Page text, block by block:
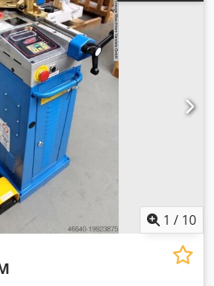
8 inch Spanning 230 V Totale
Gewicht 76,0 kg Afmetingen
Uitvoering: - doornloze
ELEKTROHYDRAULISCH
en compact ontwerp - Volledig
210° zonder tussentijds
besturing - Ercolina
- Buighoekregeling via
Urtlox Agujk - Verrijdbaar
TEGEN MEERPRIJS
1 / 10